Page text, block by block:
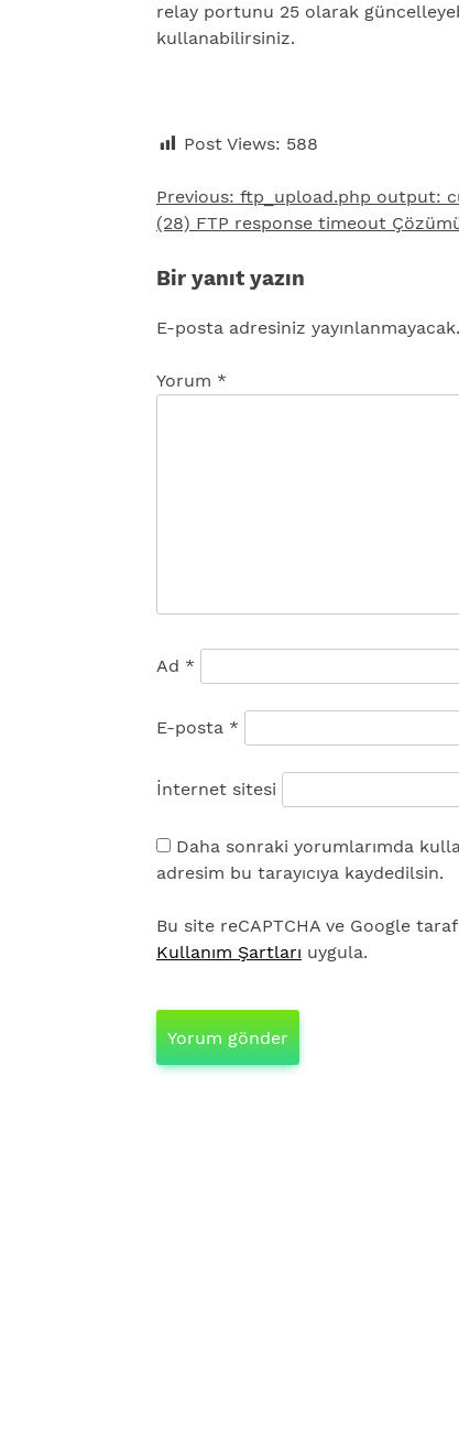
relay portunu 25 olarak
kullanabilirsiniz.
Post Views: 588
Yazı
gezinmesi
Previous: ftp_upload.php output:
(28) FTP response timeout
Bir yanıt yazın
E-posta adresiniz yayınlanmayacak.
Yorum *
Ad *
E-posta *
İnternet sitesi
Daha sonraki yorumlarımda
adresim bu tarayıcıya kaydedilsin.
Bu site reCAPTCHA ve Google
Kullanım Şartları uygula.